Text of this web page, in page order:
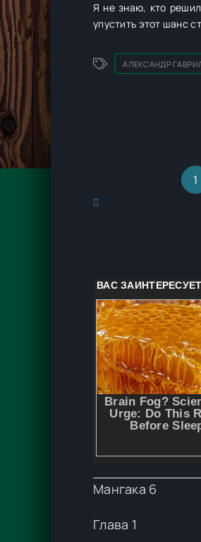
Я не знаю, кто
упустить этот шанс
АЛЕКСАНДР
1
Мангака 6
Глава 1